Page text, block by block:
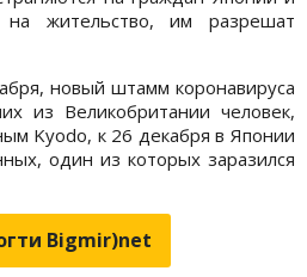
жительство, им разрешат
новый штамм коронавируса
из Великобритании человек,
Kyodo, к 26 декабря в Японии
один из которых заразился
Bigmir)net